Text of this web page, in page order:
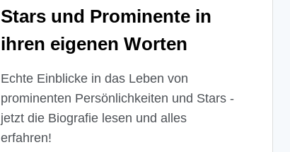
Stars und Prominente in
ihren eigenen Worten
Echte Einblicke in das Leben von
prominenten Persönlichkeiten und Stars -
jetzt die Biografie lesen und alles
erfahren!